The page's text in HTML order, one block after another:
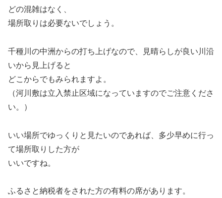
どの混雑はなく、
場所取りは必要ないでしょう。
千種川の中洲からの打ち上げなので、見晴らしが良い川沿
いから見上げると
どこからでもみられますよ。
（河川敷は立入禁止区域になっていますのでご注意くださ
い。）
いい場所でゆっくりと見たいのであれば、多少早めに行っ
て場所取りした方が
いいですね。
ふるさと納税者をされた方の有料の席があります。